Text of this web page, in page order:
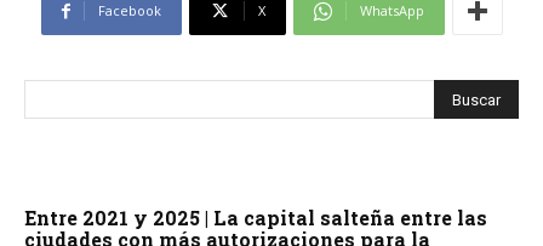
Facebook X WhatsApp
Entre 2021 y 2025 | La capital salteña entre las
ciudades con más autorizaciones para la